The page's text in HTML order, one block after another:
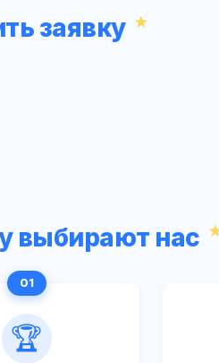
заявку
выбирают нас
🏆